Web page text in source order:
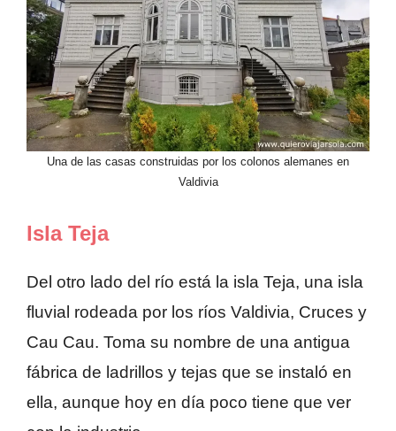
Una de las casas construidas por los colonos alemanes en
Valdivia
Isla Teja
Del otro lado del río está la isla Teja, una isla
fluvial rodeada por los ríos Valdivia, Cruces y
Cau Cau. Toma su nombre de una antigua
fábrica de ladrillos y tejas que se instaló en
ella, aunque hoy en día poco tiene que ver